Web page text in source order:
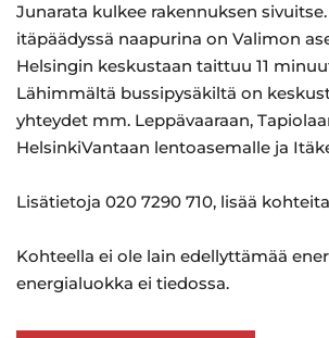
Junarata kulkee rakennuksen
itäpäädyssä naapurina on Valimon
Helsingin keskustaan taittuu 11
Lähimmältä bussipysäkiltä on
yhteydet mm. Leppävaaraan,
HelsinkiVantaan lentoasemalle ja
Lisätietoja 020 7290 710, lisää
Kohteella ei ole lain edellyttämää
energialuokka ei tiedossa.